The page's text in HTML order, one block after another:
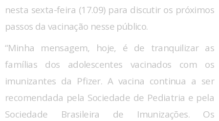
nesta sexta-feira (17.09) para discutir os próximos
passos da vacinação nesse público.
“Minha mensagem, hoje, é de tranquilizar as
famílias dos adolescentes vacinados com os
imunizantes da Pfizer. A vacina continua a ser
recomendada pela Sociedade de Pediatria e pela
Sociedade Brasileira de Imunizações. Os